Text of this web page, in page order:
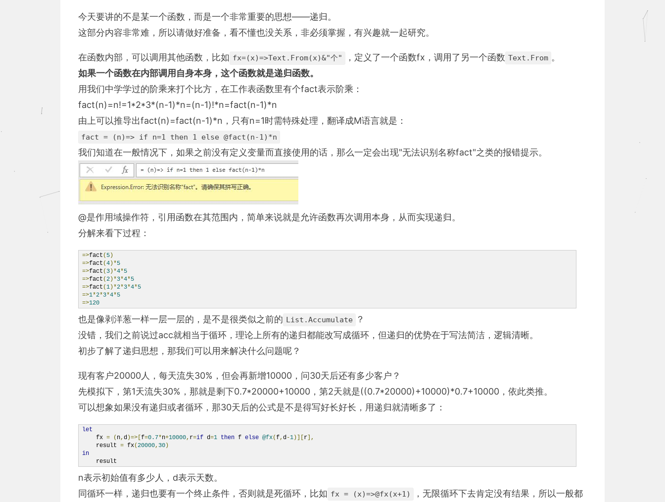
今天要讲的不是某一个函数，而是一个非常重要的思想——递归。
这部分内容非常难，所以请做好准备，看不懂也没关系，非必须掌握，有兴趣就一起研究。
在函数内部，可以调用其他函数，比如 fx=(x)=>Text.From(x)&"个" ，定义了一个函数fx，调用了另一个函数 Text.From 。
如果一个函数在内部调用自身本身，这个函数就是递归函数。
用我们中学学过的阶乘来打个比方，在工作表函数里有个fact表示阶乘：
fact(n)=n!=1*2*3*(n-1)*n=(n-1)!*n=fact(n-1)*n
由上可以推导出fact(n)=fact(n-1)*n，只有n=1时需特殊处理，翻译成M语言就是：
fact = (n)=> if n=1 then 1 else @fact(n-1)*n
我们知道在一般情况下，如果之前没有定义变量而直接使用的话，那么一定会出现"无法识别名称fact"之类的报错提示。
@是作用域操作符，引用函数在其范围内，简单来说就是允许函数再次调用本身，从而实现递归。
分解来看下过程：
=>fact ( 5 )
=>fact (4 )*5
=>fact ( 3 )*4*5
=>fact (2 )*3*4*5
=>fact (1 )*2*3*4*5
=>1*2*3*4*5
=>120
也是像剥洋葱一样一层一层的，是不是很类似之前的 List.Accumulate
？
没错，我们之前说过acc就相当于循环，理论上所有的递归都能改写成循环，但递归的优势在于写法简洁，逻辑清晰。
初步了解了递归思想，那我们可以用来解决什么问题呢？
现有客户20000人，每天流失30%，但会再新增10000，问30天后还有多少客户？
先模拟下，第1天流失30%，那就是剩下0.7*20000+10000，第2天就是((0.7*20000)+10000)*0.7+10000，依此类推。
可以想象如果没有递归或者循环，那30天后的公式是不是得写好长好长，用递归就清晰多了：
let
    fx
= ( n, d )=>[ f=0.7*n+10000, r=if d=1 then f else @fx(f, d-1 )][ r ],
    result
= fx(20000, 30 )
in
    result
n表示初始值有多少人，d表示天数。
同循环一样，递归也要有一个终止条件，否则就是死循环，比如 fx = (x)=>@fx(x+1)
，无限循环下去肯定没有结果，所以一般都